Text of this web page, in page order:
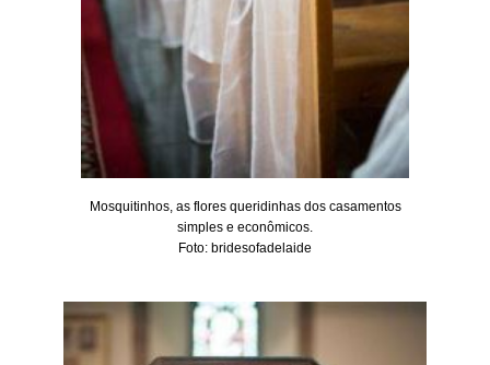
Mosquitinhos, as flores queridinhas dos casamentos
simples e econômicos.
Foto: bridesofadelaide